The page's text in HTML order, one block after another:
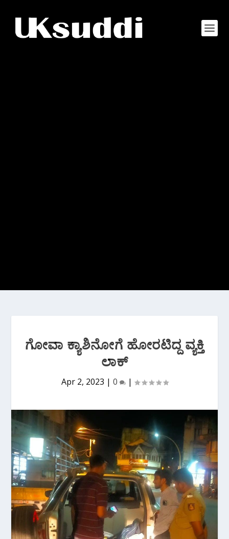
ಗೋವಾ ಕ್ಯಾಶಿನೋಗೆ ಹೋರಟಿದ್ದ ವ್ಯಕ್ತಿ
ಲಾಕ್
Apr 2, 2023 | 0 |